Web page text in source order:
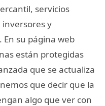
servicios
y
su página web
están protegidas
que se actualiza
que decir que la
algo que ver con